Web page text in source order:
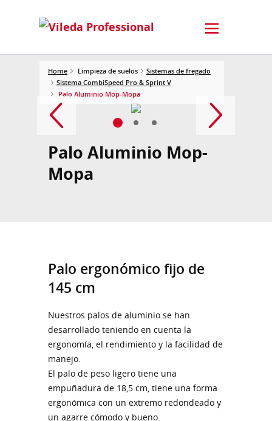
Home Limpieza de suelos
Sistemas de fregado
Sistema CombiSpeed Pro & Sprint V
Palo Aluminio Mop-Mopa
Palo Aluminio Mop-
Mopa
Palo ergonómico fijo de
145 cm
Nuestros palos de aluminio se han
desarrollado teniendo en cuenta la
ergonomía, el rendimiento y la facilidad de
manejo.
El palo de peso ligero tiene una
empuñadura de 18,5 cm, tiene una forma
ergonómica con un extremo redondeado y
un agarre cómodo y bueno.